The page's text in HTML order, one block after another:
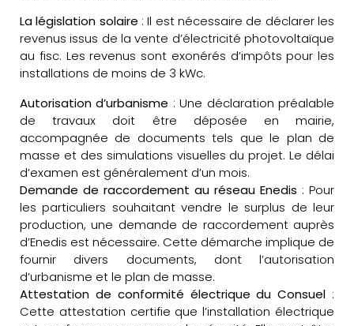
La législation solaire : Il est nécessaire de déclarer les
revenus issus de la vente d’électricité photovoltaïque
au fisc. Les revenus sont exonérés d’impôts pour les
installations de moins de 3 kWc.
Autorisation d’urbanisme : Une déclaration préalable
de travaux doit être déposée en mairie,
accompagnée de documents tels que le plan de
masse et des simulations visuelles du projet. Le délai
d’examen est généralement d’un mois.
Demande de raccordement au réseau Enedis : Pour
les particuliers souhaitant vendre le surplus de leur
production, une demande de raccordement auprès
d’Enedis est nécessaire. Cette démarche implique de
fournir divers documents, dont l’autorisation
d’urbanisme et le plan de masse.
Attestation de conformité électrique du Consuel :
Cette attestation certifie que l’installation électrique